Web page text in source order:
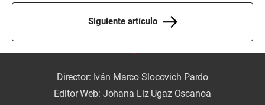
Siguiente artículo
Director: Iván Marco Slocovich Pardo
Editor Web: Johana Liz Ugaz Oscanoa